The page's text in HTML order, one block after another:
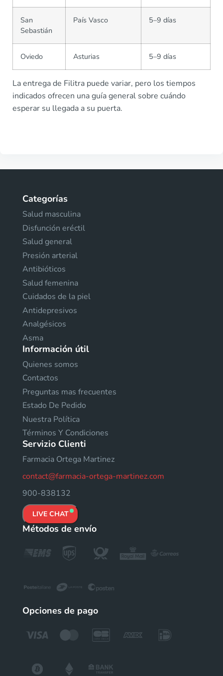
San
Sebastián
País Vasco 5–9 días
Oviedo Asturias 5–9 días
La entrega de Filitra puede variar, pero los tiempos
indicados ofrecen una guía general sobre cuándo
esperar su llegada a su puerta.
Categorías
Salud masculina
Disfunción eréctil
Salud general
Presión arterial
Antibióticos
Salud femenina
Cuidados de la piel
Antidepresivos
Analgésicos
Asma
Información útil
Quienes somos
Contactos
Preguntas mas frecuentes
Estado De Pedido
Nuestra Política
Términos Y Condiciones
Servizio Clienti
Farmacia Ortega Martinez
contact@farmacia-ortega-martinez.com
900-838132
LIVE CHAT
Métodos de envío
Opciones de pago